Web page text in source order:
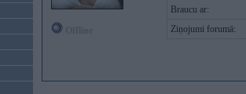
Braucu ar:
Ziņojumi forumā: